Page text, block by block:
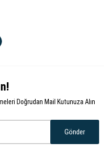
Doğrudan Mail Kutunuza Alın
Gönder